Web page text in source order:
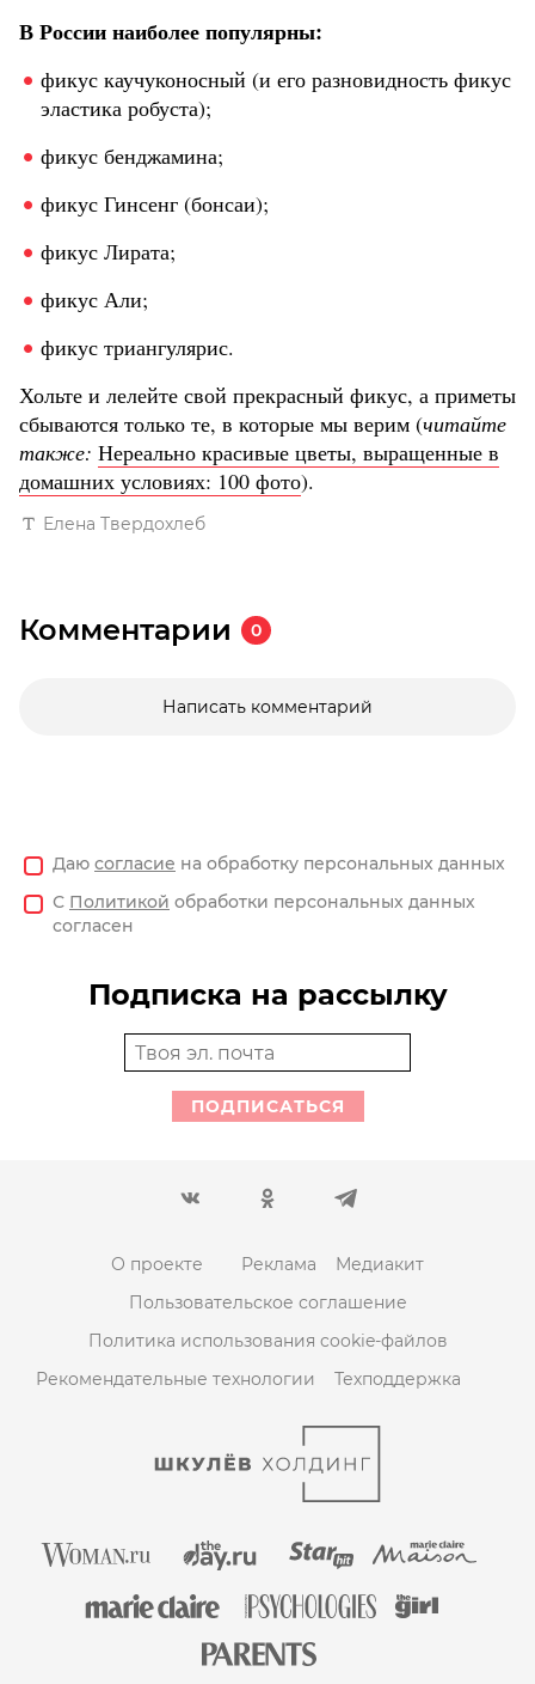
В России наиболее популярны:
фикус каучуконосный (и его разновидность фикус
эластика робуста);
фикус бенджамина;
фикус Гинсенг (бонсаи);
фикус Лирата;
фикус Али;
фикус триангулярис.
Хольте и лелейте свой прекрасный фикус, а приметы
сбываются только те, в которые мы верим (читайте
также: Нереально красивые цветы, выращенные в
домашних условиях: 100 фото).
Елена Твердохлеб
Комментарии 0
Написать комментарий
Даю согласие на обработку персональных данных
С Политикой обработки персональных данных
согласен
Подписка на рассылку
ПОДПИСАТЬСЯ
О проекте Реклама
Медиакит
Пользовательское соглашение
Политика использования cookie-файлов
Рекомендательные технологии
Техподдержка